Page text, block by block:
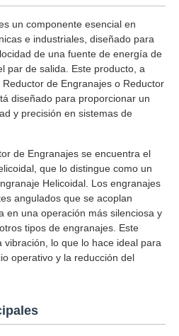
un componente esencial en
e industriales, diseñado para
de una fuente de energía de
par de salida. Este producto, a
de Engranajes o Reductor
diseñado para proporcionar un
y precisión en sistemas de
de Engranajes se encuentra el
que lo distingue como un
Helicoidal. Los engranajes
angulados que se acoplan
en una operación más silenciosa y
tipos de engranajes. Este
vibración, lo que lo hace ideal para
operativo y la reducción del